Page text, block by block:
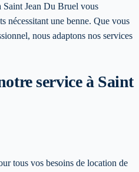
Saint Jean Du Bruel vous
nécessitant une benne. Que vous
nous adaptons nos services
service à Saint
tous vos besoins de location de